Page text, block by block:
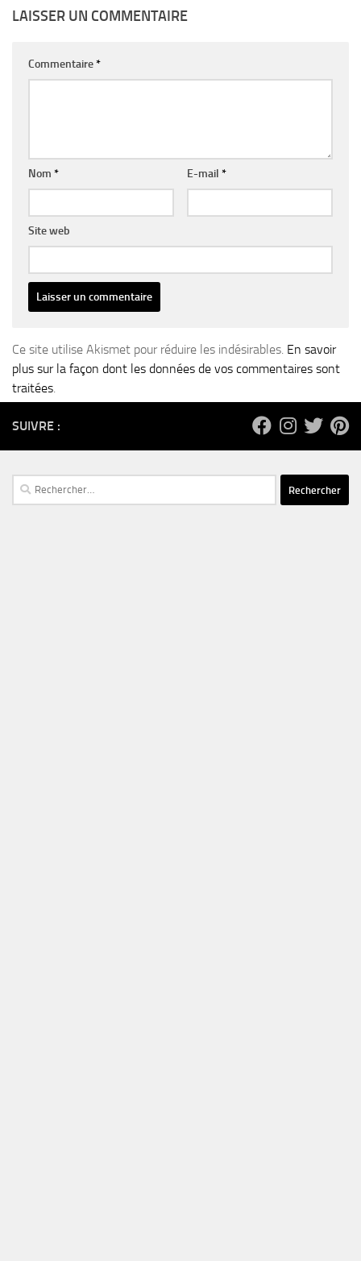
LAISSER UN COMMENTAIRE
Commentaire*
Nom * E-mail *
Site web
Ce site utilise Akismet pour réduire les indésirables. En savoir
plus sur la façon dont les données de vos commentaires sont
traitées.
SUIVRE :
Rechercher :